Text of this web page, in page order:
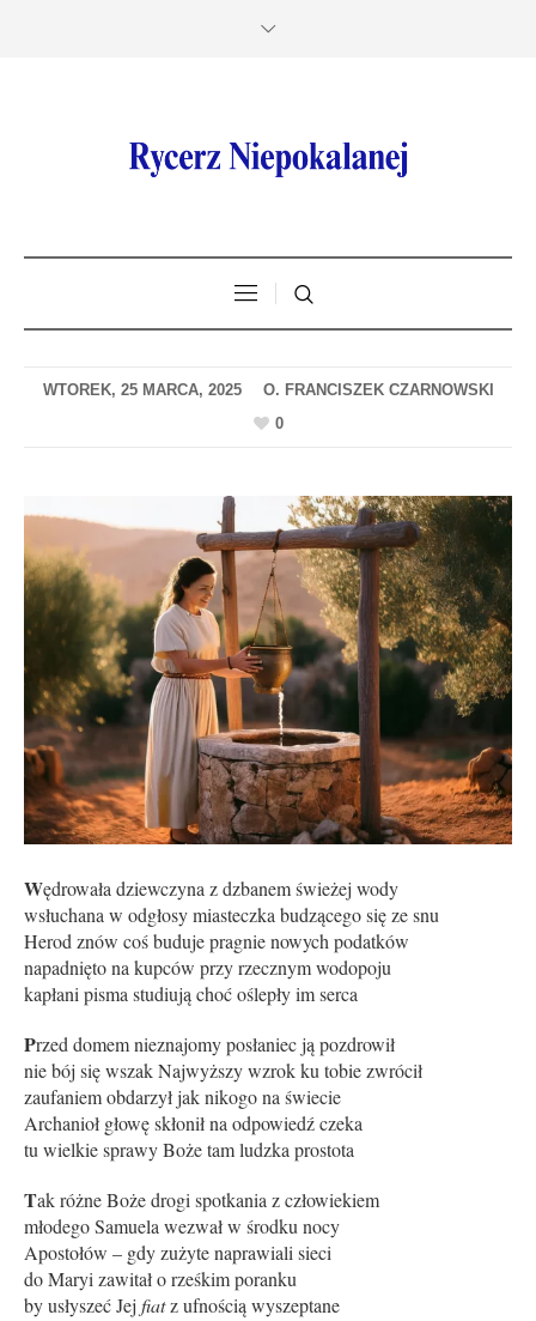
WTOREK, 25 MARCA, 2025
0
Wędrowała dziewczyna z dzbanem świeżej wody
wsłuchana w odgłosy miasteczka budzącego się ze snu
Herod znów coś buduje pragnie nowych podatków
napadnięto na kupców przy rzecznym wodopoju
kapłani pisma studiują choć oślepły im serca
Przed domem nieznajomy posłaniec ją pozdrowił
nie bój się wszak Najwyższy wzrok ku tobie zwrócił
zaufaniem obdarzył jak nikogo na świecie
Archanioł głowę skłonił na odpowiedź czeka
tu wielkie sprawy Boże tam ludzka prostota
Tak różne Boże drogi spotkania z człowiekiem
młodego Samuela wezwał w środku nocy
Apostołów – gdy zużyte naprawiali sieci
do Maryi zawitał o rześkim poranku
by usłyszeć Jej fiatz ufnością wyszeptane